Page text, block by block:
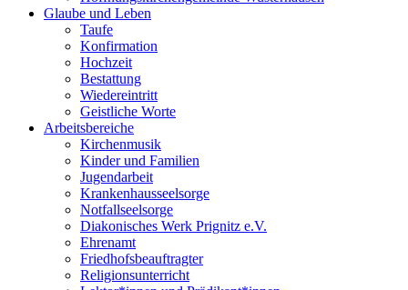
Glaube und Leben
Taufe
Konfirmation
Hochzeit
Bestattung
Wiedereintritt
Geistliche Worte
Arbeitsbereiche
Kirchenmusik
Kinder und Familien
Jugendarbeit
Krankenhausseelsorge
Notfallseelsorge
Diakonisches Werk Prignitz e.V.
Ehrenamt
Friedhofsbeauftragter
Religionsunterricht